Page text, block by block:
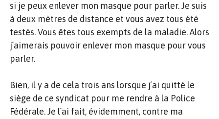
si je peux enlever mon masque pour parler. Je suis
à deux mètres de distance et vous avez tous été
testés. Vous êtes tous exempts de la maladie. Alors
j´aimerais pouvoir enlever mon masque pour vous
parler.
Bien, il y a de cela trois ans lorsque j´ai quitté le
siège de ce syndicat pour me rendre à la Police
Fédérale. Je l´ai fait, évidemment, contre ma